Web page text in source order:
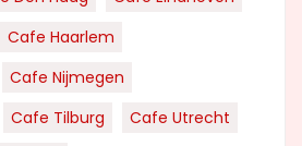
Cafe Haarlem
Cafe Nijmegen
Cafe Tilburg
Cafe Utrecht